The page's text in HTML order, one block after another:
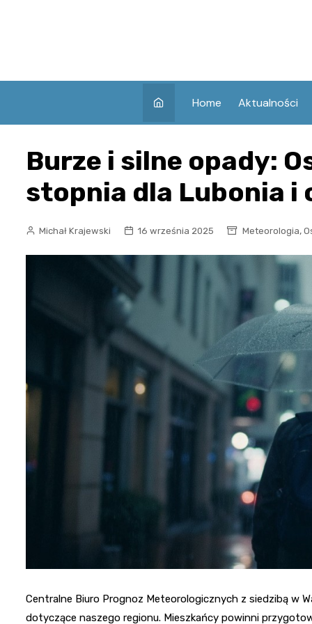
Home Aktualności
Burze i silne opady:
stopnia dla Lubonia i
Michał Krajewski 16 września 2025 Meteorologia,
Centralne Biuro Prognoz Meteorologicznych z siedzibą w
dotyczące naszego regionu. Mieszkańcy powinni